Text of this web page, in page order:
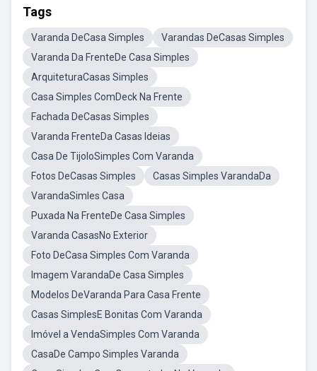
Tags
Varanda DeCasa Simples
Varandas DeCasas Simples
Varanda Da FrenteDe Casa Simples
ArquiteturaCasas Simples
Casa Simples ComDeck Na Frente
Fachada DeCasas Simples
Varanda FrenteDa Casas Ideias
Casa De TijoloSimples Com Varanda
Fotos DeCasas Simples
Casas Simples VarandaDa
VarandaSimles Casa
Puxada Na FrenteDe Casa Simples
Varanda CasasNo Exterior
Foto DeCasa Simples Com Varanda
Imagem VarandaDe Casa Simples
Modelos DeVaranda Para Casa Frente
Casas SimplesE Bonitas Com Varanda
Imóvel a VendaSimples Com Varanda
CasaDe Campo Simples Varanda